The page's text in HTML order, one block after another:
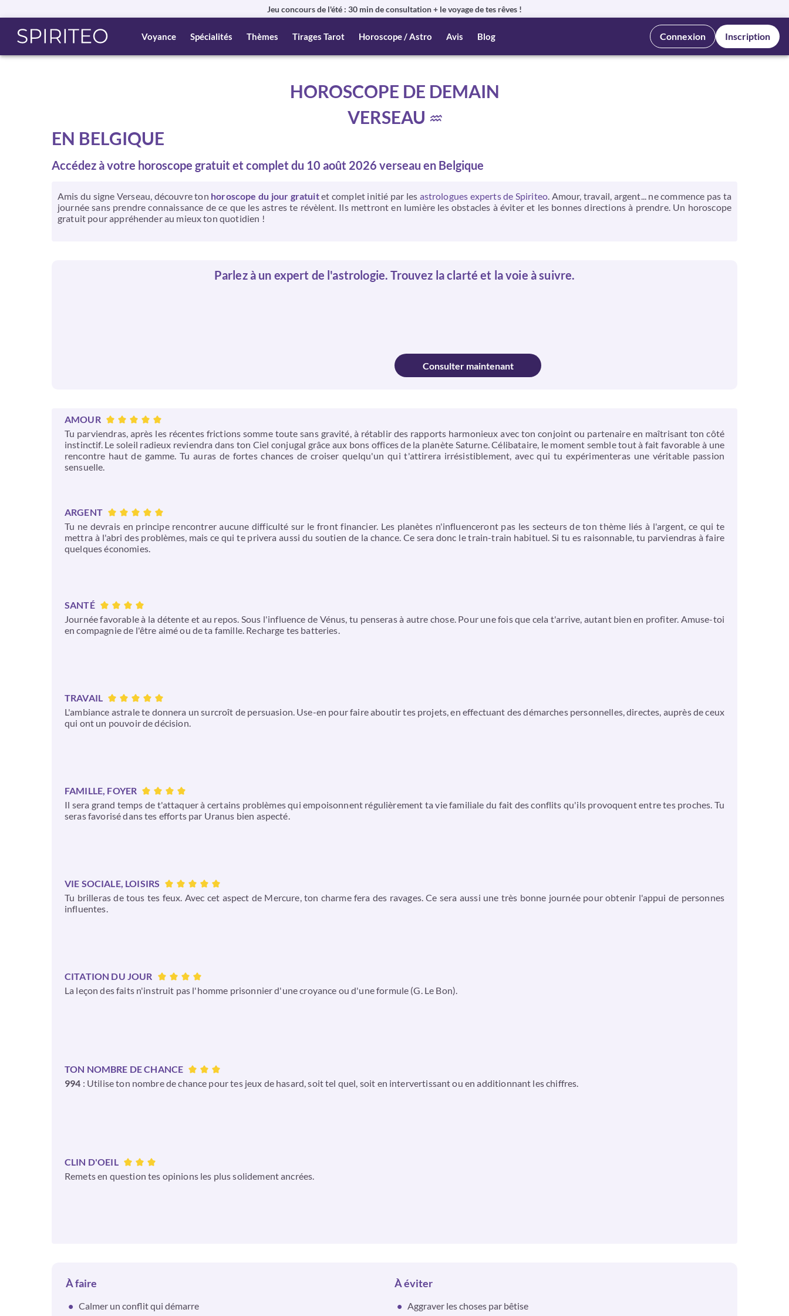
Jeu concours de l'été : 30 min de consultation + le voyage de tes rêves !
Voyance Spécialités Thèmes Tirages Tarot Horoscope / Astro Avis Blog Connexion Inscription
HOROSCOPE DE DEMAIN
VERSEAU
EN BELGIQUE
Accédez à votre horoscope gratuit et complet du 10 août 2026 verseau en Belgique
Amis du signe Verseau, découvre ton horoscope du jour gratuitet complet initié par les astrologues experts de Spiriteo. Amour, travail, argent... ne commence pas ta
journée sans prendre connaissance de ce que les astres te révèlent. Ils mettront en lumière les obstacles à éviter et les bonnes directions à prendre. Un horoscope
gratuit pour appréhender au mieux ton quotidien !
Parlez à un expert de l'astrologie. Trouvez la clarté et la voie à suivre.
Consulter maintenant
AMOUR
Tu parviendras, après les récentes frictions somme toute sans gravité, à rétablir des rapports harmonieux avec ton conjoint ou partenaire en maîtrisant ton côté
instinctif. Le soleil radieux reviendra dans ton Ciel conjugal grâce aux bons offices de la planète Saturne. Célibataire, le moment semble tout à fait favorable à une
rencontre haut de gamme. Tu auras de fortes chances de croiser quelqu'un qui t'attirera irrésistiblement, avec qui tu expérimenteras une véritable passion
sensuelle.
ARGENT
Tu ne devrais en principe rencontrer aucune difficulté sur le front financier. Les planètes n'influenceront pas les secteurs de ton thème liés à l'argent, ce qui te
mettra à l'abri des problèmes, mais ce qui te privera aussi du soutien de la chance. Ce sera donc le train-train habituel. Si tu es raisonnable, tu parviendras à faire
quelques économies.
SANTÉ
Journée favorable à la détente et au repos. Sous l'influence de Vénus, tu penseras à autre chose. Pour une fois que cela t'arrive, autant bien en profiter. Amuse-toi
en compagnie de l'être aimé ou de ta famille. Recharge tes batteries.
TRAVAIL
L'ambiance astrale te donnera un surcroît de persuasion. Use-en pour faire aboutir tes projets, en effectuant des démarches personnelles, directes, auprès de ceux
qui ont un pouvoir de décision.
FAMILLE, FOYER
Il sera grand temps de t'attaquer à certains problèmes qui empoisonnent régulièrement ta vie familiale du fait des conflits qu'ils provoquent entre tes proches. Tu
seras favorisé dans tes efforts par Uranus bien aspecté.
VIE SOCIALE, LOISIRS
Tu brilleras de tous tes feux. Avec cet aspect de Mercure, ton charme fera des ravages. Ce sera aussi une très bonne journée pour obtenir l'appui de personnes
influentes.
CITATION DU JOUR
La leçon des faits n'instruit pas l'homme prisonnier d'une croyance ou d'une formule (G. Le Bon).
TON NOMBRE DE CHANCE
994 : Utilise ton nombre de chance pour tes jeux de hasard, soit tel quel, soit en intervertissant ou en additionnant les chiffres.
CLIN D'OEIL
Remets en question tes opinions les plus solidement ancrées.
À faire
Calmer un conflit qui démarre
À éviter
Aggraver les choses par bêtise